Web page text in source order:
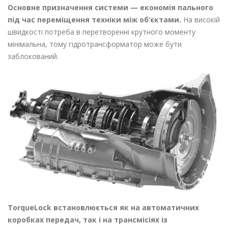
Основне призначення системи — економія пального
під час переміщення техніки між об’єктами. На високій
швидкості потреба в перетворенні крутного моменту
мінімальна, тому гідротрансформатор може бути
заблокований.
TorqueLock встановлюється як на автоматичних
коробках передач, так і на трансмісіях із